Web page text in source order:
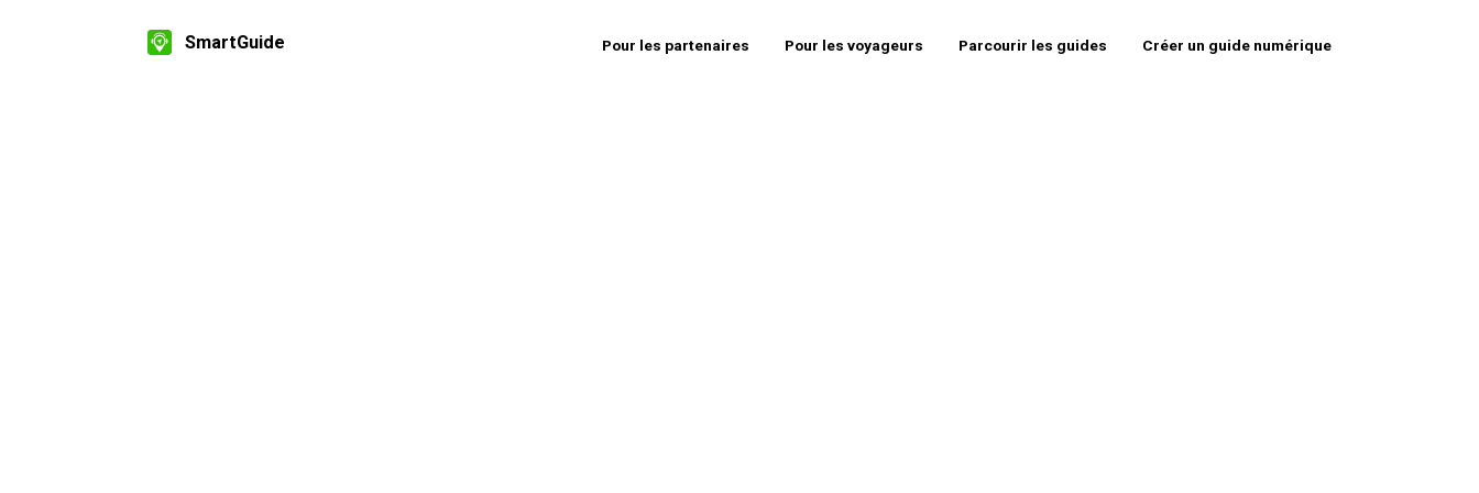
SmartGuide Pour les partenaires Pour les voyageurs Parcourir les guides Créer un guide numérique